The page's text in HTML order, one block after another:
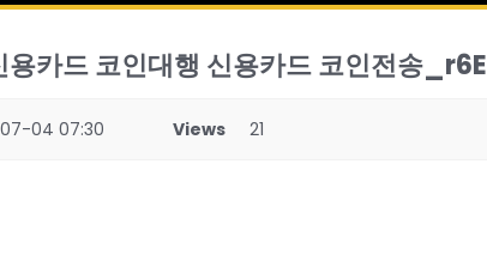
카드 코인대행 신용카드 코인전송_r6E
04 07:30 Views 21